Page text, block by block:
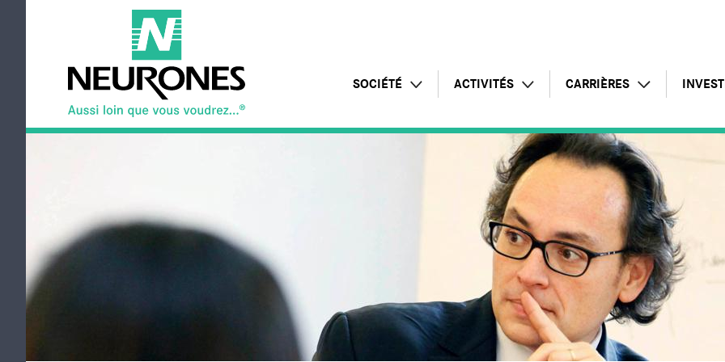
Aller au contenu principal
NEURONES
SOCIÉTÉ
Responsabilité d'entreprise
ACTIVITÉS
Intelligence Artificielle
Offre globale
Pôle infrastructures
Pôle applications
Pôle conseil
Services managés
CARRIÈRES
Témoignages
Postes à pourvoir
Candidature spontanée
Pourquoi rejoindre le groupe